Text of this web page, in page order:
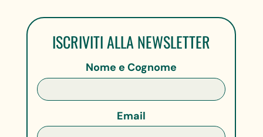
ISCRIVITI ALLA NEWSLETTER
Nome e Cognome
Email